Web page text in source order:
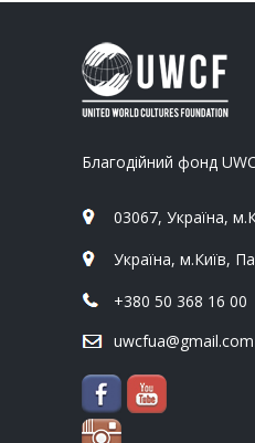
Благодійний фонд
03067, Україна,
Україна, м.Київ,
+380 50 368 16 00
uwcfua@gmail.com